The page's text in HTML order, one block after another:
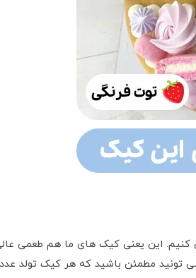
کنیم. این یعنی کیک های ما هم طعمی